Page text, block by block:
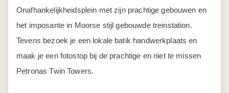
Onafhankelijkheidsplein met zijn prachtige gebouwen en
het imposante in Moorse stijl gebouwde treinstation.
Tevens bezoek je een lokale batik handwerkplaats en
maak je een fotostop bij de prachtige en niet te missen
Petronas Twin Towers.